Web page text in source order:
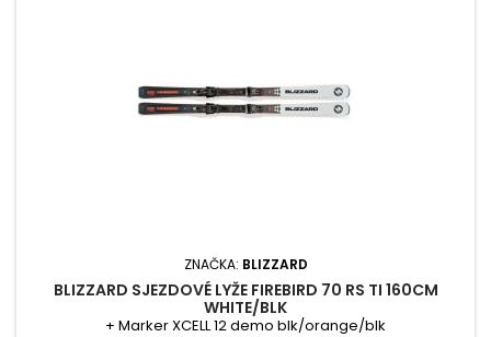
ZNAČKA: BLIZZARD
BLIZZARD SJEZDOVÉ LYŽE FIREBIRD 70 RS TI 160CM
WHITE/BLK
+ Marker XCELL 12 demo blk/orange/blk